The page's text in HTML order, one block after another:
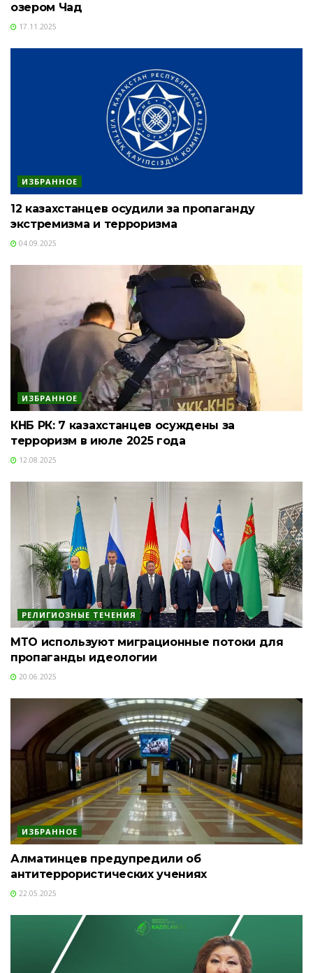
озером Чад
17.11.2025
ИЗБРАННОЕ
12 казахстанцев осудили за пропаганду
экстремизма и терроризма
04.09.2025
ИЗБРАННОЕ
КНБ РК: 7 казахстанцев осуждены за
терроризм в июле 2025 года
12.08.2025
РЕЛИГИОЗНЫЕ ТЕЧЕНИЯ
МТО используют миграционные потоки для
пропаганды идеологии
20.06.2025
ИЗБРАННОЕ
Алматинцев предупредили об
антитеррористических учениях
22.05.2025